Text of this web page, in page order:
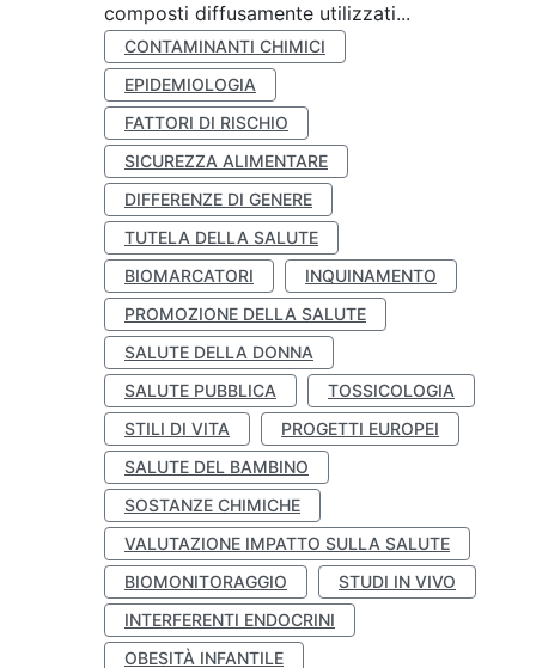
composti diffusamente utilizzati...
CONTAMINANTI CHIMICI
EPIDEMIOLOGIA
FATTORI DI RISCHIO
SICUREZZA ALIMENTARE
DIFFERENZE DI GENERE
TUTELA DELLA SALUTE
BIOMARCATORI
INQUINAMENTO
PROMOZIONE DELLA SALUTE
SALUTE DELLA DONNA
SALUTE PUBBLICA
TOSSICOLOGIA
STILI DI VITA
PROGETTI EUROPEI
SALUTE DEL BAMBINO
SOSTANZE CHIMICHE
VALUTAZIONE IMPATTO SULLA SALUTE
BIOMONITORAGGIO
STUDI IN VIVO
INTERFERENTI ENDOCRINI
OBESITÀ INFANTILE